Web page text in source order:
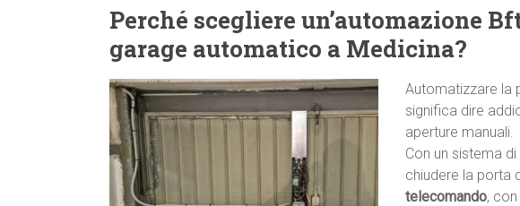
Perché scegliere un’automazione
garage automatico a Medicina?
Automatizzare la
significa dire
aperture manuali.
Con un sistema di
chiudere la porta
telecomando,